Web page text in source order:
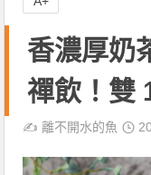
香濃厚奶
禪飲！雙
✍️離不開水的魚